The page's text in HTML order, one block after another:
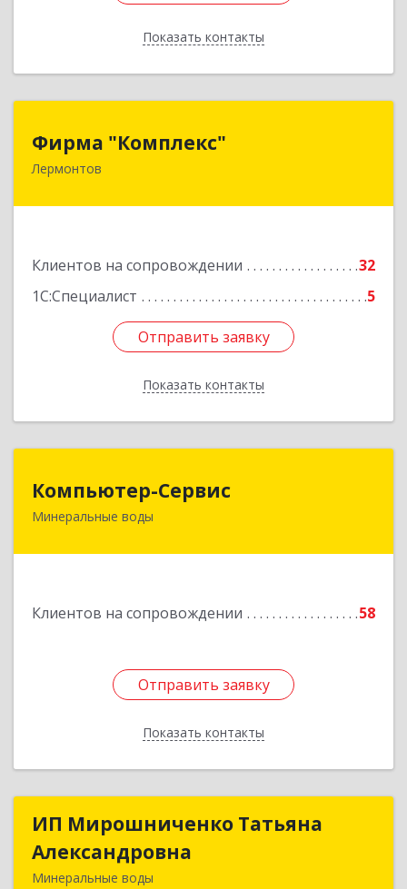
Показать контакты
Назад
Фирма "Комплекс"
Лермонтов
Клиентов на сопровождении
32
1С:Специалист
5
Отправить заявку
Показать контакты
357348, Ставропольский край, Лермонтов г,
Отправить заявку
Назад
Компьютер-Сервис
Минеральные воды
Клиентов на сопровождении 58
Отправить заявку
Показать контакты
357202, Ставропольский край, Минеральные
Отправить заявку
Назад
ИП Мирошниченко Татьяна
Александровна
Минеральные воды
ИП Мирошниченко Татьяна